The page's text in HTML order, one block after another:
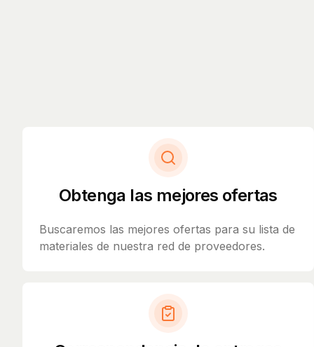
Obtenga las mejores ofertas
Buscaremos las mejores ofertas para su lista de
materiales de nuestra red de proveedores.